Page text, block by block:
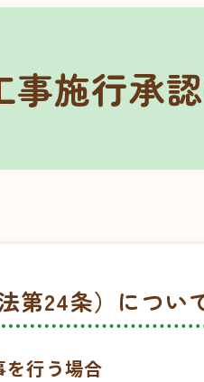
事施行承
第24条）につい
行う場合